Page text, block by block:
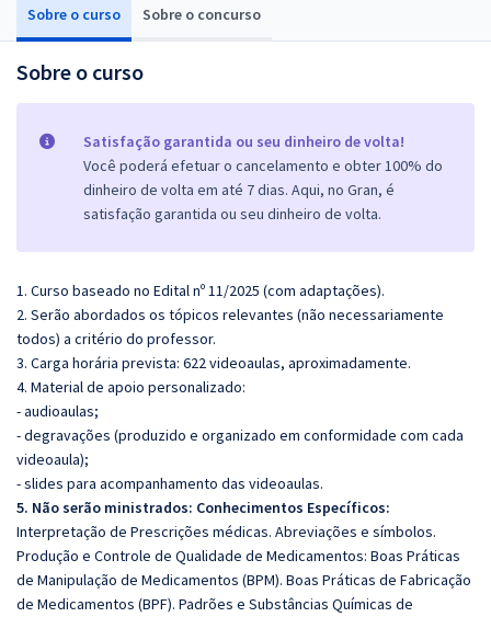
Sobre o curso Sobre o concurso
Sobre o curso
Satisfação garantida ou seu dinheiro de volta!
Você poderá efetuar o cancelamento e obter 100% do
dinheiro de volta em até 7 dias. Aqui, no Gran, é
satisfação garantida ou seu dinheiro de volta.
1. Curso baseado no Edital nº 11/2025 (com adaptações).
2. Serão abordados os tópicos relevantes (não necessariamente
todos) a critério do professor.
3. Carga horária prevista: 622 videoaulas, aproximadamente.
4. Material de apoio personalizado:
- audioaulas;
- degravações (produzido e organizado em conformidade com cada
videoaula);
- slides para acompanhamento das videoaulas.
5. Não serão ministrados: Conhecimentos Específicos:
Interpretação de Prescrições médicas. Abreviações e símbolos.
Produção e Controle de Qualidade de Medicamentos: Boas Práticas
de Manipulação de Medicamentos (BPM). Boas Práticas de Fabricação
de Medicamentos (BPF). Padrões e Substâncias Químicas de